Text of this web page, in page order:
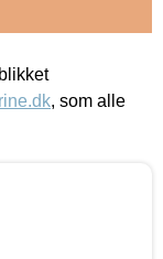
, som alle